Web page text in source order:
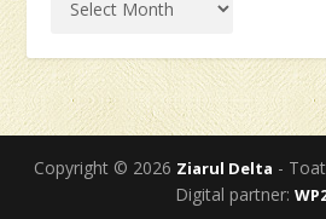
Copyright © 2026 Ziarul Delta -
Digital partner: